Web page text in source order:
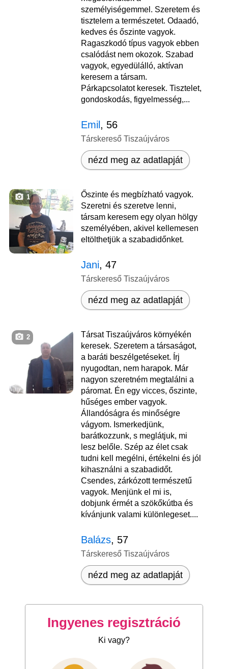
személyiségemmel. Szeretem és
tisztelem a természetet. Odaadó,
kedves és őszinte vagyok.
Ragaszkodó típus vagyok ebben
csalódást nem okozok. Szabad
vagyok, egyedülálló, aktívan
keresem a társam.
Párkapcsolatot keresek. Tisztelet,
gondoskodás, figyelmesség,...
Emil , 56
Társkereső Tiszaújváros
nézd meg az adatlapját
1
Őszinte és megbízható vagyok.
Szeretni és szeretve lenni,
társam keresem egy olyan hölgy
személyében, akivel kellemesen
eltölthetjük a szabadidőnket.
Jani, 47
Társkereső Tiszaújváros
nézd meg az adatlapját
2
Társat Tiszaújváros környékén
keresek. Szeretem a társaságot,
a baráti beszélgetéseket. Írj
nyugodtan, nem harapok. Már
nagyon szeretném megtalálni a
páromat. Én egy vicces, őszinte,
hűséges ember vagyok.
Állandóságra és minőségre
vágyom. Ismerkedjünk,
barátkozzunk, s meglátjuk, mi
lesz belőle. Szép az élet csak
tudni kell megélni, értékelni és jól
kihasználni a szabadidőt.
Csendes, zárkózott természetű
vagyok. Menjünk el mi is,
dobjunk érmét a szökőkútba és
kívánjunk valami különlegeset....
Balázs, 57
Társkereső Tiszaújváros
nézd meg az adatlapját
Ingyenes regisztráció
Ki vagy?